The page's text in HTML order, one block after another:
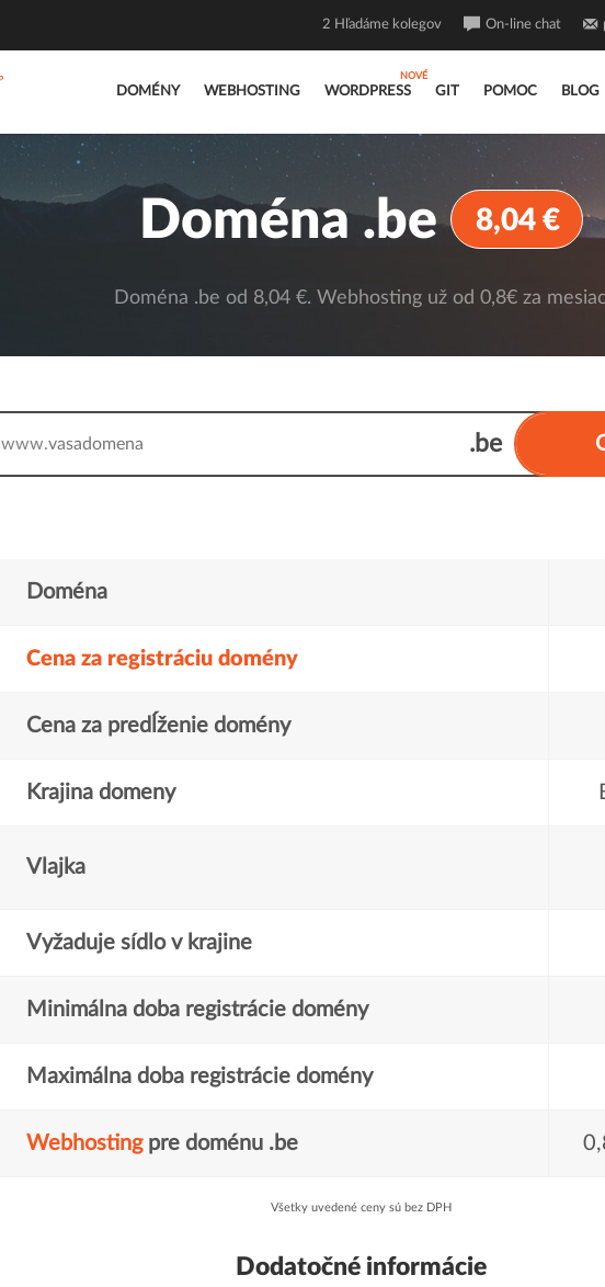
DOMÉNY WEBHOSTING WORDPRESS GIT POMOC BLOG
2 Hľadáme kolegov On-line chat
Doména .be 8,04 €
Doména .be od 8,04 €. Webhosting už od 0,8€ za mesiac
.be
www.
Doména
Cena za registráciu domény
Cena za predĺženie domény
Krajina domeny
Vlajka
Vyžaduje sídlo v krajine
Minimálna doba registrácie domény
Maximálna doba registrácie domény
Webhostingpre doménu .be
Všetky uvedené ceny sú bez DPH
Dodatočné informácie